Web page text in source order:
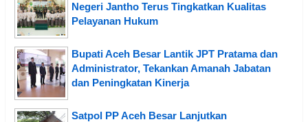
Negeri Jantho Terus Tingkatkan Kualitas
Pelayanan Hukum
Bupati Aceh Besar Lantik JPT Pratama dan
Administrator, Tekankan Amanah Jabatan
dan Peningkatan Kinerja
Satpol PP Aceh Besar Lanjutkan